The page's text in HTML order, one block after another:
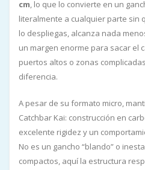
cm, lo que lo convierte en un
literalmente a cualquier parte sin
lo despliegas, alcanza nada
un margen enorme para sacar el
puertos altos o zonas
diferencia.
A pesar de su formato micro,
Catchbar Kai: construcción en
excelente rigidez y un
No es un gancho “blando” o
compactos, aquí la estructura